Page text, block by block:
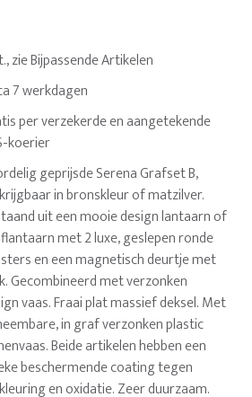
zie Bijpassende Artikelen
7 werkdagen
per verzekerde en aangetekende
koerier
geprijsde Serena Grafset B,
in bronskleur of matzilver.
uit een mooie design lantaarn of
met 2 luxe, geslepen ronde
en een magnetisch deurtje met
Gecombineerd met verzonken
vaas. Fraai plat massief deksel. Met
in graf verzonken plastic
Beide artikelen hebben een
beschermende coating tegen
en oxidatie. Zeer duurzaam.